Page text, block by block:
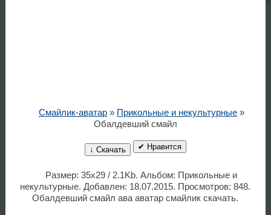
Смайлик-аватар» Прикольные и некультурные»
Обалдевший смайл
↓ Скачать ✔ Нравится
Размер: 35x29 / 2.1Kb. Альбом: Прикольные и
некультурные. Добавлен: 18.07.2015. Просмотров: 848.
Обалдевший смайл ава аватар смайлик скачать.